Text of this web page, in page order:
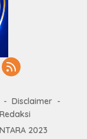
Disclaimer
2023